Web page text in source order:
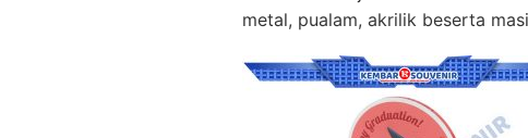
metal, pualam, akrilik beserta